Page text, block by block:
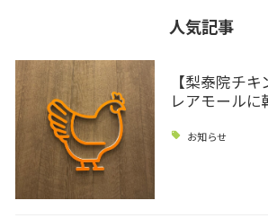
人気記事
【梨泰院チ
レアモール
お知らせ